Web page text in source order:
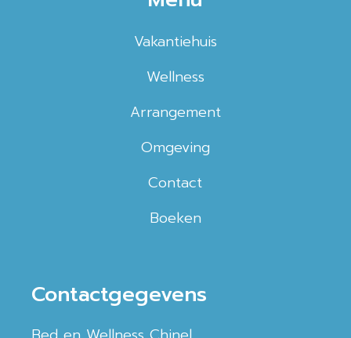
Vakantiehuis
Wellness
Arrangement
Omgeving
Contact
Boeken
Contactgegevens